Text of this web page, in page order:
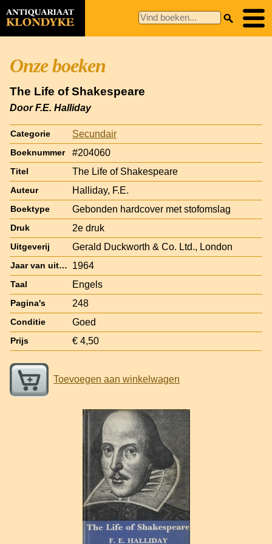
Onze boeken
The Life of Shakespeare
Door F.E. Halliday
Categorie Secundair
Boeknummer #204060
Titel The Life of Shakespeare
Auteur Halliday, F.E.
Boektype Gebonden hardcover met stofomslag
Druk 2e druk
Uitgeverij Gerald Duckworth & Co. Ltd., London
Jaar van uitgave 1964
Taal Engels
Pagina's 248
Conditie Goed
Prijs € 4,50
Toevoegen aan winkelwagen